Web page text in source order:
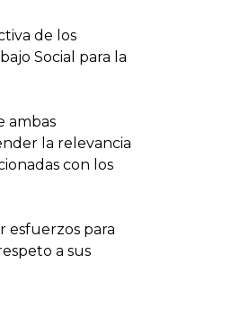
de los
Social para la
ambas
la relevancia
con los
esfuerzos para
a sus